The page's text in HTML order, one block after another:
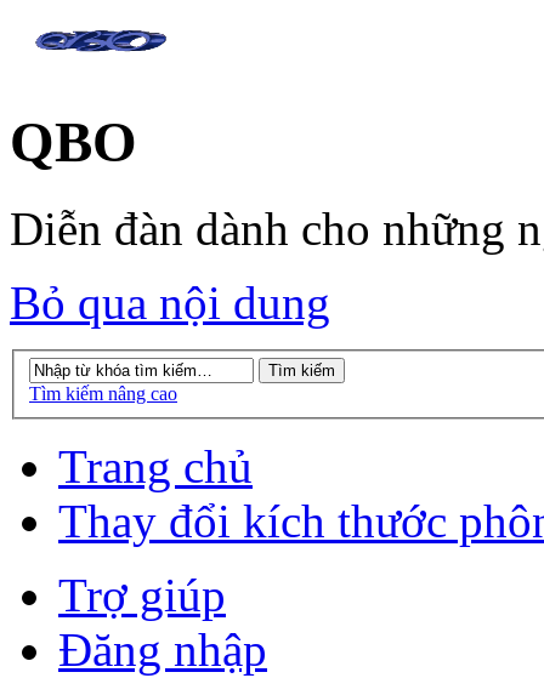
QBO
Diễn đàn dành cho những
Bỏ qua nội dung
Tìm kiếm nâng cao
Trang chủ
Thay đổi kích thước
Trợ giúp
Đăng nhập